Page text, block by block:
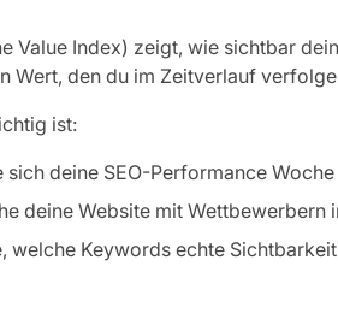
Value Index) zeigt, wie sichtbar
Wert, den du im Zeitverlauf
ist:
sich deine SEO-Performance
deine Website mit Wettbewerbern
welche Keywords echte